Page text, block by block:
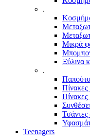
.
Μικρά
Ξύλινα
.
Πίνακες
Teenagers